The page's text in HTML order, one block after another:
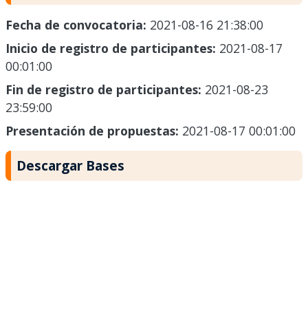
Fecha de convocatoria: 2021-08-16 21:38:00
Inicio de registro de participantes: 2021-08-17
00:01:00
Fin de registro de participantes: 2021-08-23
23:59:00
Presentación de propuestas: 2021-08-17 00:01:00
Descargar Bases